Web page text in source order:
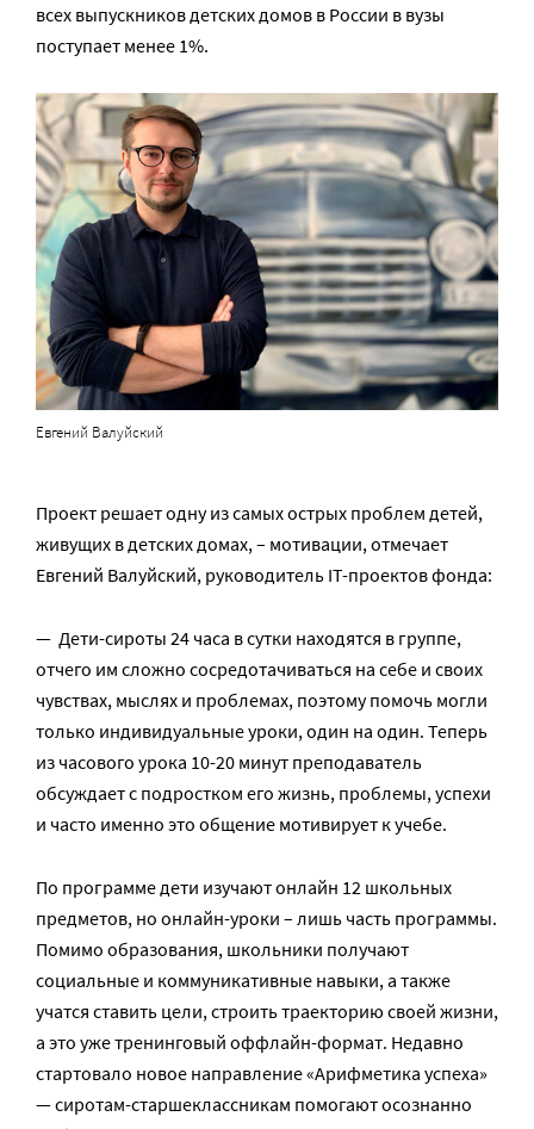
всех выпускников детских домов в России в вузы
поступает менее 1%.
Евгений Валуйский
Проект решает одну из самых острых проблем детей,
живущих в детских домах, – мотивации, отмечает
Евгений Валуйский, руководитель IT-проектов фонда:
— Дети-сироты 24 часа в сутки находятся в группе,
отчего им сложно сосредотачиваться на себе и своих
чувствах, мыслях и проблемах, поэтому помочь могли
только индивидуальные уроки, один на один. Теперь
из часового урока 10-20 минут преподаватель
обсуждает с подростком его жизнь, проблемы, успехи
и часто именно это общение мотивирует к учебе.
По программе дети изучают онлайн 12 школьных
предметов, но онлайн-уроки – лишь часть программы.
Помимо образования, школьники получают
социальные и коммуникативные навыки, а также
учатся ставить цели, строить траекторию своей жизни,
а это уже тренинговый оффлайн-формат. Недавно
стартовало новое направление «Арифметика успеха»
— сиротам-старшеклассникам помогают осознанно